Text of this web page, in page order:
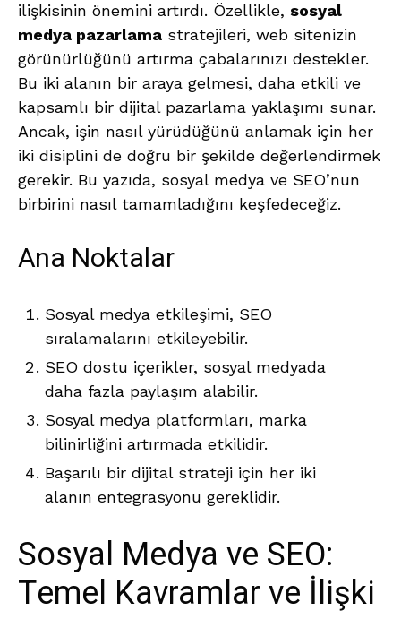
ilişkisinin önemini artırdı. Özellikle, sosyal
medya pazarlama stratejileri, web sitenizin
görünürlüğünü artırma çabalarınızı destekler.
Bu iki alanın bir araya gelmesi, daha etkili ve
kapsamlı bir dijital pazarlama yaklaşımı sunar.
Ancak, işin nasıl yürüdüğünü anlamak için her
iki disiplini de doğru bir şekilde değerlendirmek
gerekir. Bu yazıda, sosyal medya ve SEO’nun
birbirini nasıl tamamladığını keşfedeceğiz.
Ana Noktalar
Sosyal medya etkileşimi, SEO
sıralamalarını etkileyebilir.
SEO dostu içerikler, sosyal medyada
daha fazla paylaşım alabilir.
Sosyal medya platformları, marka
bilinirliğini artırmada etkilidir.
Başarılı bir dijital strateji için her iki
alanın entegrasyonu gereklidir.
Sosyal Medya ve SEO:
Temel Kavramlar ve İlişki